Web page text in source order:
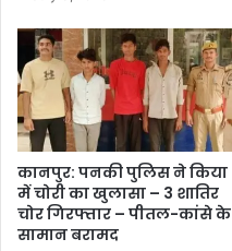
कानपुर: पनकी पुलिस ने किया
में चोरी का खुलासा – 3 शातिर
चोर गिरफ्तार – पीतल-कांसे के
सामान बरामद